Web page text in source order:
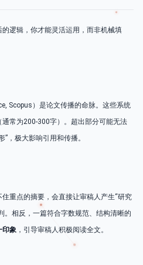
逻辑，你才能灵活运用，而非机械填
Scopus）是论文传播的命脉。这些系统
（通常为200-300字）。超出部分可能无法
，极大影响引用和传播。
重点的摘要，会直接让审稿人产生“研究
。相反，一篇符合字数规范、结构清晰的
印象 ，引导审稿人积极阅读全文。